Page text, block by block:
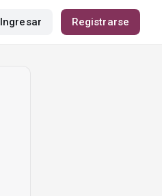
Ingresar Registrarse